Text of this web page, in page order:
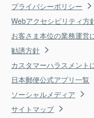
プライバシーポリシー
Webアクセシビリティ方
お客さま本位の業務運営
勧誘方針
カスタマーハラスメント
日本郵便公式アプリ一覧
ソーシャルメディア
サイトマップ